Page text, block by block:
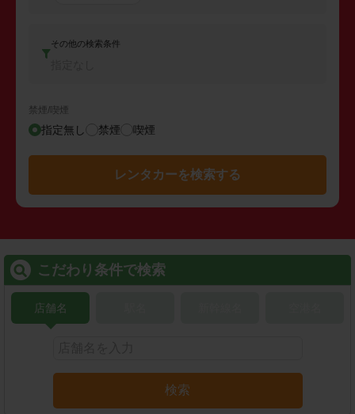
その他の検索条件
禁煙/喫煙
指定無し 禁煙 喫煙
レンタカーを検索する
こだわり条件で検索
店舗名
検索